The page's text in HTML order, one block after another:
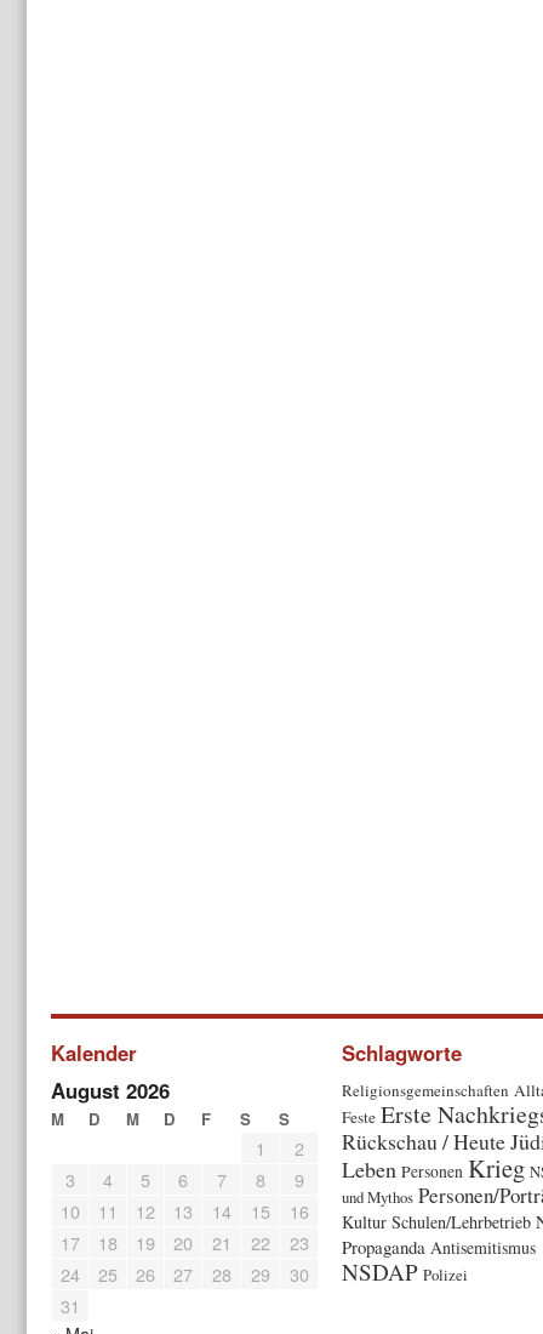
Kalender
August 2026
M D M D F S S
1
2
3
4 5 6 7 8
9
10
11 12 13 14 15
16
17
18 19 20 21 22
23
24
25 26 27 28 29
30
31
Schlagworte
Religionsgemeinschaften
Feste Erste
Rückschau / Heute
Leben Personen Krieg
und Mythos Personen/
Kultur Schulen/Lehrbetrieb
Propaganda Antisemitismus
NSDAP Polizei